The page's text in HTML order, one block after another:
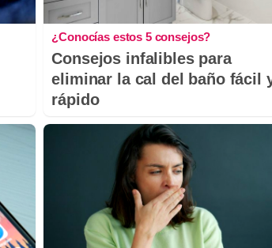
¿Conocías estos 5 consejos?
Consejos infalibles para
eliminar la cal del baño fácil
rápido